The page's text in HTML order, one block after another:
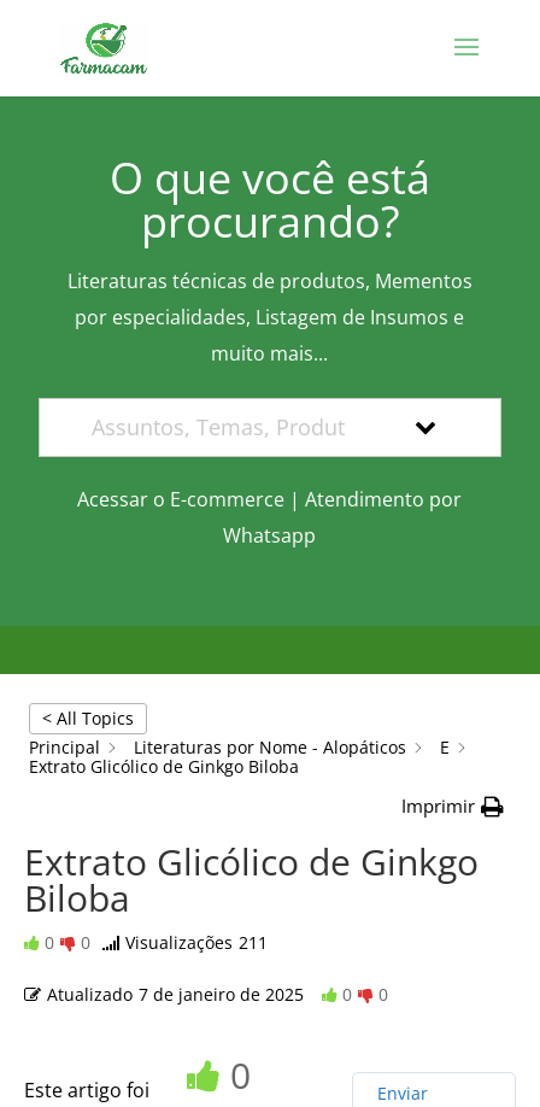
O que você está
procurando?
Literaturas técnicas de produtos, Mementos
por especialidades, Listagem de Insumos e
muito mais...
Acessar o E-commerce |Atendimento por
Whatsapp
< All Topics
Principal
Literaturas por Nome - Alopáticos
E
Extrato Glicólico de Ginkgo Biloba
Imprimir
Extrato Glicólico de Ginkgo
Biloba
0 0 Visualizações 211
Atualizado 7 de janeiro de 2025 0 0
Este artigo foi
0
Enviar